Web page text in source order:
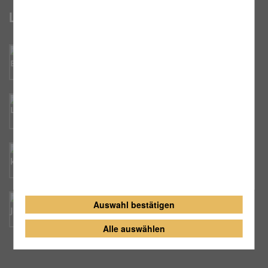
Auswahl bestätigen
Alle auswählen
Links
Evang. luth. Nachbargemeinde St. Jakob
Rothenburg ob der Tauber